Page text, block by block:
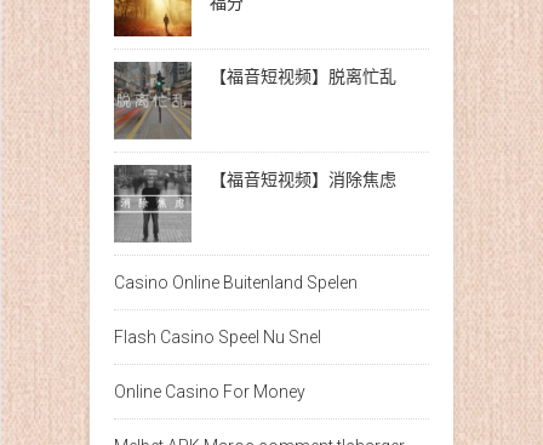
【福音短视频】脱离忙乱
【福音短视频】消除焦虑
Casino Online Buitenland Spelen
Flash Casino Speel Nu Snel
Online Casino For Money